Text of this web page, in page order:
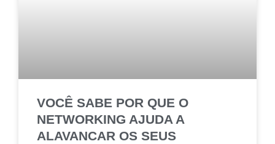
VOCÊ SABE POR QUE O
NETWORKING AJUDA A
ALAVANCAR OS SEUS